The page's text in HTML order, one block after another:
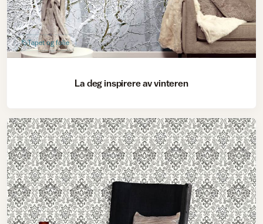
Tapet og folie
La deg inspirere av vinteren